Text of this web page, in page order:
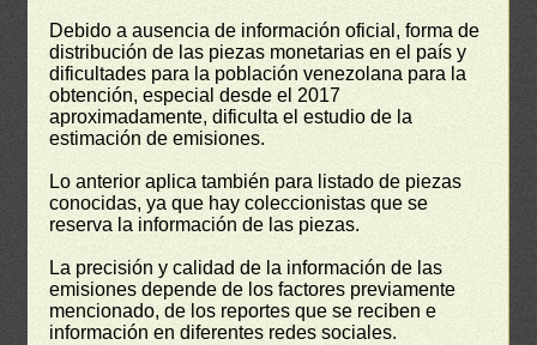
Debido a ausencia de información oficial, forma de
distribución de las piezas monetarias en el país y
dificultades para la población venezolana para la
obtención, especial desde el 2017
aproximadamente, dificulta el estudio de la
estimación de emisiones.
Lo anterior aplica también para listado de piezas
conocidas, ya que hay coleccionistas que se
reserva la información de las piezas.
La precisión y calidad de la información de las
emisiones depende de los factores previamente
mencionado, de los reportes que se reciben e
información en diferentes redes sociales.